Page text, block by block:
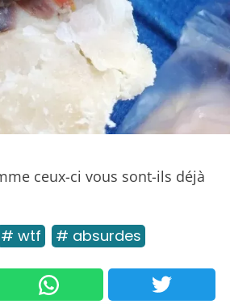
ceux-ci vous sont-ils déjà
# wtf # absurdes